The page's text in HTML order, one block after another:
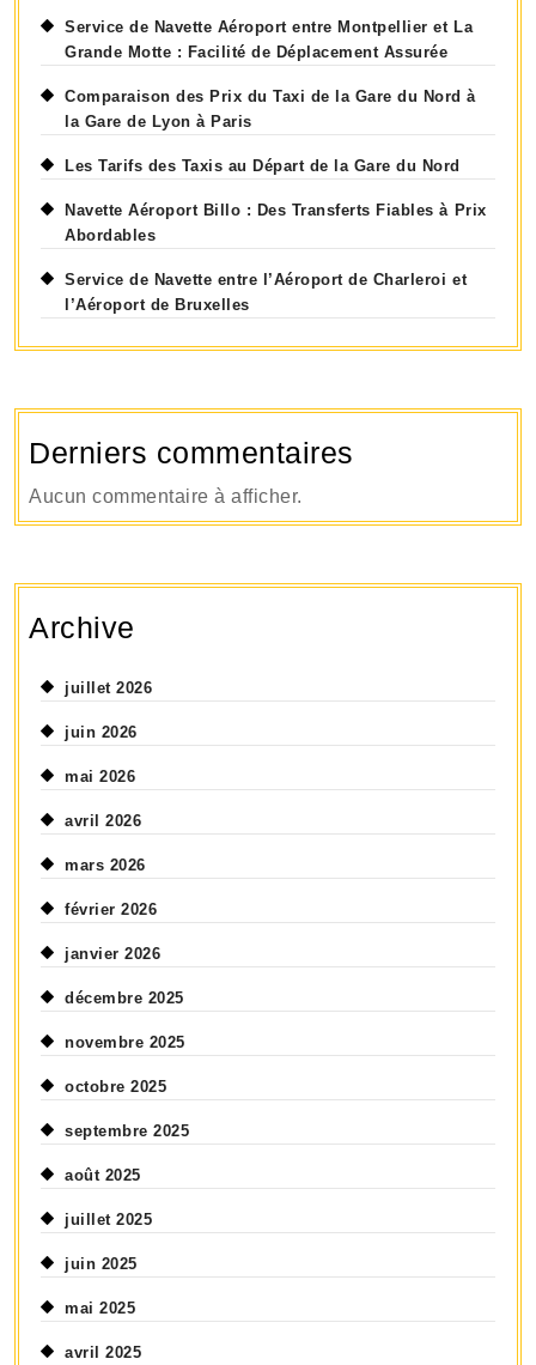
Service de Navette Aéroport entre Montpellier et La
Grande Motte : Facilité de Déplacement Assurée
Comparaison des Prix du Taxi de la Gare du Nord à
la Gare de Lyon à Paris
Les Tarifs des Taxis au Départ de la Gare du Nord
Navette Aéroport Billo : Des Transferts Fiables à Prix
Abordables
Service de Navette entre l’Aéroport de Charleroi et
l’Aéroport de Bruxelles
Derniers commentaires
Aucun commentaire à afficher.
Archive
juillet 2026
juin 2026
mai 2026
avril 2026
mars 2026
février 2026
janvier 2026
décembre 2025
novembre 2025
octobre 2025
septembre 2025
août 2025
juillet 2025
juin 2025
mai 2025
avril 2025